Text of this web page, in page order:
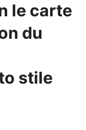
le carte
du
stile